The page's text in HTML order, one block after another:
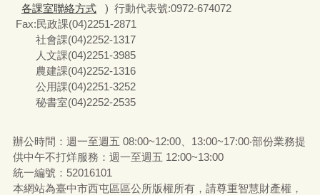
各課室聯絡方式
) 行動代表號:0972-674072
Fax:民政課(04)2251-2871
社會課(04)2252-1317
人文課(04)2251-3985
農建課(04)2252-1316
公用課(04)2251-3252
秘書室(04)2252-2535
辦公時間：週一至週五 08:00~12:00、13:00~17:00‧部份業務提
供中午不打烊服務：週一至週五 12:00~13:00
統一編號 ：52016101
本網站為臺中市西屯區區公所版權所有，請尊重智慧財產權，